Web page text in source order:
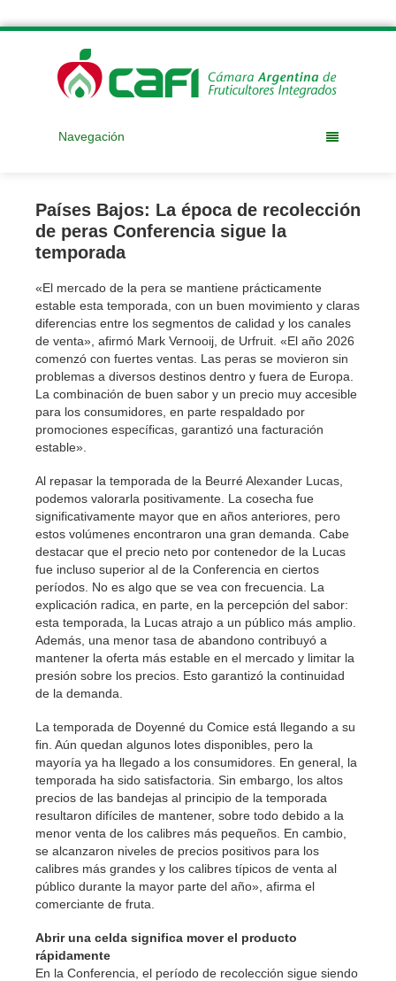
Navegación
Países Bajos: La época de recolección
de peras Conferencia sigue la
temporada
«El mercado de la pera se mantiene prácticamente
estable esta temporada, con un buen movimiento y claras
diferencias entre los segmentos de calidad y los canales
de venta», afirmó Mark Vernooij, de Urfruit. «El año 2026
comenzó con fuertes ventas. Las peras se movieron sin
problemas a diversos destinos dentro y fuera de Europa.
La combinación de buen sabor y un precio muy accesible
para los consumidores, en parte respaldado por
promociones específicas, garantizó una facturación
estable».
Al repasar la temporada de la Beurré Alexander Lucas,
podemos valorarla positivamente. La cosecha fue
significativamente mayor que en años anteriores, pero
estos volúmenes encontraron una gran demanda. Cabe
destacar que el precio neto por contenedor de la Lucas
fue incluso superior al de la Conferencia en ciertos
períodos. No es algo que se vea con frecuencia. La
explicación radica, en parte, en la percepción del sabor:
esta temporada, la Lucas atrajo a un público más amplio.
Además, una menor tasa de abandono contribuyó a
mantener la oferta más estable en el mercado y limitar la
presión sobre los precios. Esto garantizó la continuidad
de la demanda.
La temporada de Doyenné du Comice está llegando a su
fin. Aún quedan algunos lotes disponibles, pero la
mayoría ya ha llegado a los consumidores. En general, la
temporada ha sido satisfactoria. Sin embargo, los altos
precios de las bandejas al principio de la temporada
resultaron difíciles de mantener, sobre todo debido a la
menor venta de los calibres más pequeños. En cambio,
se alcanzaron niveles de precios positivos para los
calibres más grandes y los calibres típicos de venta al
público durante la mayor parte del año», afirma el
comerciante de fruta.
Abrir una celda significa mover el producto
rápidamente
En la Conferencia, el período de recolección sigue siendo